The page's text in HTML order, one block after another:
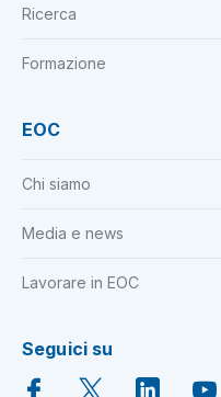
Ricerca
Formazione
EOC
Chi siamo
Media e news
Lavorare in EOC
Seguici su